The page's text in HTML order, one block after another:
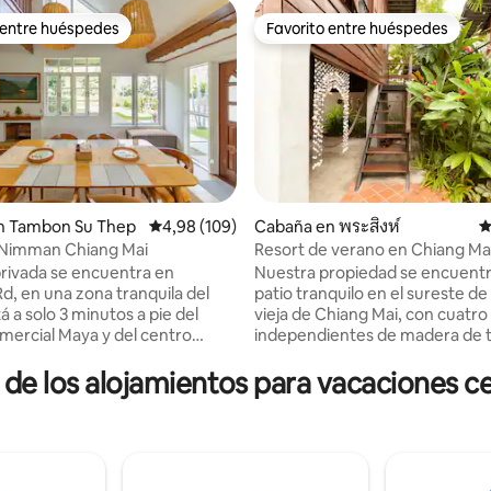
de 5. 186 evaluaciones
huéspedes
huéspedes
Tambon Su Thep Calificación promedio: 4,98 de 5. 109
4,98 (109)
Chiang Mai
se encuentra en
en una zona tranquila del
Maya y del centro
y 4 baños. Hay un amplio
plaza de aparcamiento
Favorito entre huéspedes
Favorito entre huéspedes
Cabaña en พระสิงห์
Resort de verano en Chiang
Nuestra propiedad se
patio tranquilo en el sureste de
vieja de Chiang Mai, con cuatro
independientes de madera de
trata de estructuras
madera, el aislamiento
escaleras. Tené en cuenta que
los alojamientos para vacaciones